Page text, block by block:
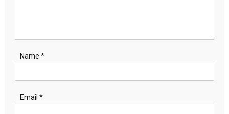
Name *
Email *